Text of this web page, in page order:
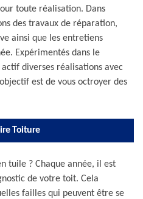
toute réalisation. Dans
des travaux de réparation,
ainsi que les entretiens
Expérimentés dans le
diverses réalisations avec
est de vous octroyer des
Toiture
tuile ? Chaque année, il est
de votre toit. Cela
failles qui peuvent être se